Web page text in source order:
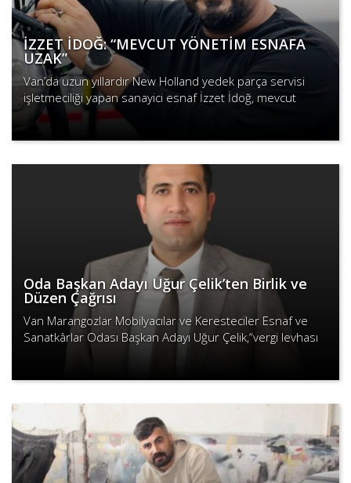
İZZET İDOĞ: “MEVCUT YÖNETİM ESNAFA
UZAK”
Van’da uzun yıllardır New Holland yedek parça servisi
işletmeciliği yapan sanayici esnaf İzzet İdoğ, mevcut
yönetimin esnafa uzak kaldığını belirterek Van Demirciler
Devamını Oku
Oda Başkan Adayı Uğur Çelik’ten Birlik ve
Düzen Çağrısı
Van Marangozlar Mobilyacılar ve Keresteciler Esnaf ve
Sanatkârlar Odası Başkan Adayı Uğur Çelik,“vergi levhası